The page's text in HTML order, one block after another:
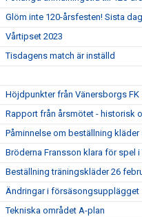
Glöm inte 120-årsfesten! Sista
Vårtipset 2023
Tisdagens match är inställd
Höjdpunkter från Vänersborgs FK
Rapport från årsmötet - historisk
Påminnelse om beställning kläder
Bröderna Fransson klara för spel i
Beställning träningskläder 26
Ändringar i försäsongsupplägget
Tekniska området A-plan